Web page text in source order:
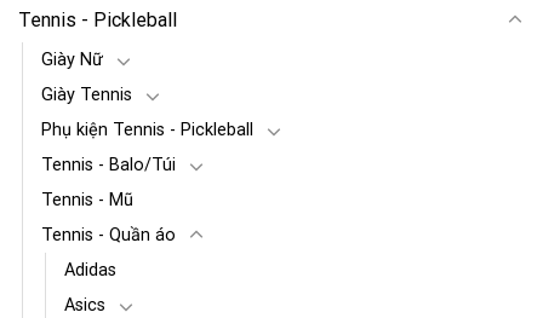
Tennis - Pickleball
Giày Nữ
Giày Tennis
Phụ kiện Tennis - Pickleball
Tennis - Balo/Túi
Tennis - Mũ
Tennis - Quần áo
Adidas
Asics